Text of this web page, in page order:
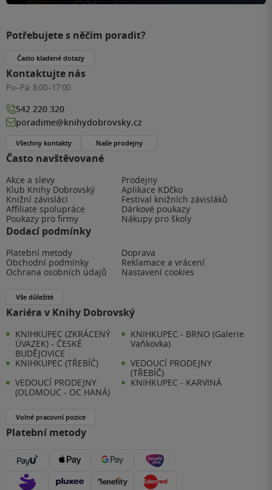
Často navštěvované
Akce a slevy
Prodejny
Klub Knihy Dobrovský
Aplikace KDčko
Knižní závisláci
Festival knižních závisláků
Affiliate spolupráce
Dárkové poukazy
Poukazy pro firmy
Nákupy pro školy
Dodací podmínky
Platební metody
Doprava
Obchodní podmínky
Reklamace a vrácení
Ochrana osobních údajů
Nastavení cookies
Vše důležité
Kariéra v Knihy Dobrovský
KNIHKUPEC (ZKRÁCENÝ
ÚVAZEK) - ČESKÉ
BUDĚJOVICE
KNIHKUPEC - BRNO (Galerie
Vaňkovka)
KNIHKUPEC (TŘEBÍČ)
VEDOUCÍ PRODEJNY
(TŘEBÍČ)
VEDOUCÍ PRODEJNY
(OLOMOUC - OC HANÁ)
KNIHKUPEC - KARVINÁ
Volné pracovní pozice
Platební metody
Potřebujete s něčím poradit?
Často kladené dotazy
Kontaktujte nás
Po–Pá: 8:00–17:00
542 220 320
poradime@knihydobrovsky.cz
Všechny kontakty Naše prodejny